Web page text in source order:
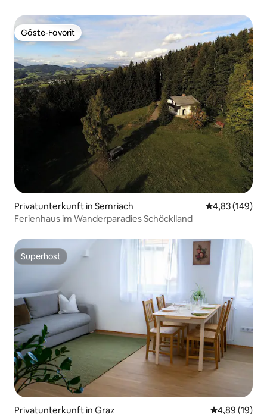
Gäste-Favorit
Gäste-Favorit
Privatunterkunft in Semriach
4,83 (149)
Ferienhaus im Wanderparadies Schöcklland
Superhost
Superhost
Privatunterkunft in Graz
4,89 (19)